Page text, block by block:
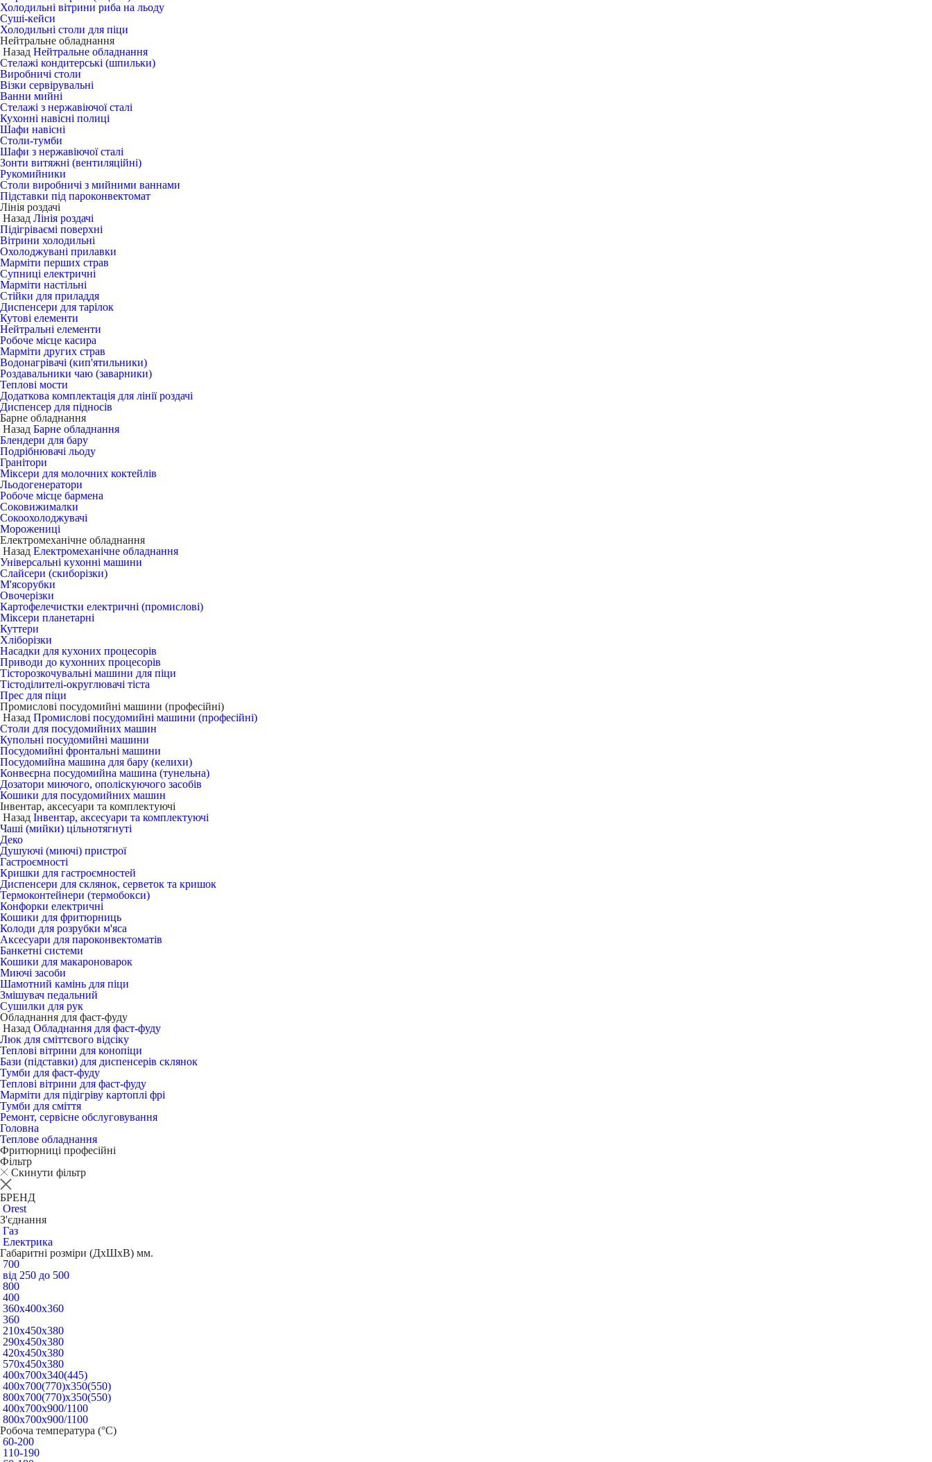
Холодильні вітрини риба на льоду
Суші-кейси
Холодильні столи для піци
Нейтральне обладнання
Назад Нейтральне обладнання
Стелажі кондитерські (шпильки)
Виробничі столи
Візки сервірувальні
Ванни мийні
Стелажі з нержавіючої сталі
Кухонні навісні полиці
Шафи навісні
Столи-тумби
Шафи з нержавіючої сталі
Зонти витяжні (вентиляційні)
Рукомийники
Столи виробничі з мийними ваннами
Підставки під пароконвектомат
Лінія роздачі
Назад Лінія роздачі
Підігріваємі поверхні
Вітрини холодильні
Охолоджувані прилавки
Марміти перших страв
Супниці електричні
Марміти настільні
Стійки для приладдя
Диспенсери для тарілок
Кутові елементи
Нейтральні елементи
Робоче місце касира
Марміти других страв
Водонагрівачі (кип'ятильники)
Роздавальники чаю (заварники)
Теплові мости
Додаткова комплектація для лінії роздачі
Диспенсер для підносів
Барне обладнання
Назад Барне обладнання
Блендери для бару
Подрібнювачі льоду
Гранітори
Міксери для молочних коктейлів
Льодогенератори
Робоче місце бармена
Соковижималки
Сокоохолоджувачі
Морожениці
Електромеханічне обладнання
Назад Електромеханічне обладнання
Універсальні кухонні машини
Слайсери (скиборізки)
М'ясорубки
Овочерізки
Картофелечистки електричні (промислові)
Міксери планетарні
Куттери
Хліборізки
Насадки для кухоних процесорів
Приводи до кухонних процесорів
Тісторозкочувальні машини для піци
Тістоділителі-округлювачі тіста
Прес для піци
Промислові посудомийні машини (професійні)
Назад Промислові посудомийні машини (професійні)
Столи для посудомийних машин
Купольні посудомийні машини
Посудомийні фронтальні машини
Посудомийна машина для бару (келихи)
Конвеєрна посудомийна машина (тунельна)
Дозатори миючого, ополіскуючого засобів
Кошики для посудомийних машин
Інвентар, аксесуари та комплектуючі
Назад Інвентар, аксесуари та комплектуючі
Чаші (мийки) цільнотягнуті
Деко
Душуючі (миючі) пристрої
Гастроємності
Кришки для гастроємностей
Диспенсери для склянок, серветок та кришок
Термоконтейнери (термобокси)
Конфорки електричні
Кошики для фритюрниць
Колоди для розрубки м'яса
Аксесуари для пароконвектоматів
Банкетні системи
Кошики для макароноварок
Миючі засоби
Шамотний камінь для піци
Змішувач педальний
Сушилки для рук
Обладнання для фаст-фуду
Назад Обладнання для фаст-фуду
Люк для сміттєвого відсіку
Теплові вітрини для конопіци
Бази (підставки) для диспенсерів склянок
Тумби для фаст-фуду
Теплові вітрини для фаст-фуду
Марміти для підігріву картоплі фрі
Тумби для сміття
Ремонт, сервісне обслуговування
Головна
Теплове обладнання
Фритюрниці професійні
Фільтр
Скинути фільтр
БРЕНД
Orest
З'єднання
Газ
Електрика
Габаритні розміри (ДхШхВ) мм.
700
від 250 до 500
800
400
360х400х360
360
210х450х380
290х450х380
420х450х380
570х450х380
400х700х340(445)
400х700(770)х350(550)
800х700(770)х350(550)
400x700x900/1100
800х700х900/1100
Робоча температура (°C)
60-200
110-190